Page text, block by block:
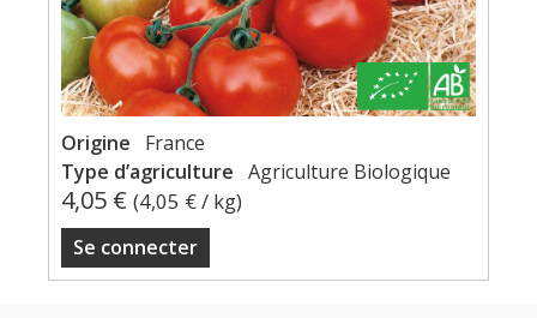
Origine
France
Type d’agriculture Agriculture Biologique
4,05 € (4,05 €/ kg)
Se connecter